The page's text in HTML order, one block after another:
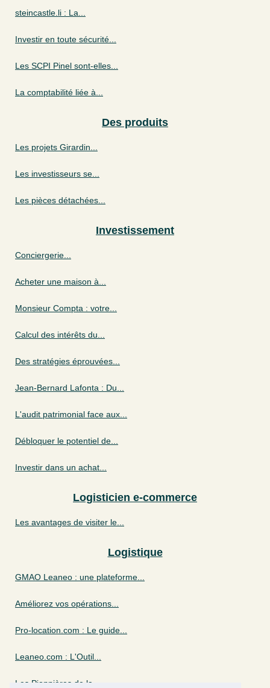
steincastle.li : La...
Investir en toute sécurité...
Les SCPI Pinel sont-elles...
La comptabilité liée à...
Des produits
Les projets Girardin...
Les investisseurs se...
Les pièces détachées...
Investissement
Conciergerie...
Acheter une maison à...
Monsieur Compta : votre...
Calcul des intérêts du...
Des stratégies éprouvées...
Jean-Bernard Lafonta : Du...
L'audit patrimonial face aux...
Débloquer le potentiel de...
Investir dans un achat...
Logisticien e-commerce
Les avantages de visiter le...
Logistique
GMAO Leaneo : une plateforme...
Améliorez vos opérations...
Pro-location.com : Le guide...
Leaneo.com : L'Outil...
Les Pionnières de la...